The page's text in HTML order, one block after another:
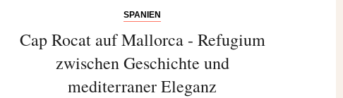
SPANIEN
Cap Rocat auf Mallorca - Refugium
zwischen Geschichte und
mediterraner Eleganz